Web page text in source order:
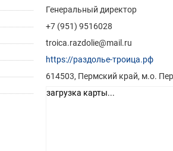
Генеральный директор
+7 (951) 9516028
troica.razdolie@mail.ru
https://раздолье-троица.рф
614503, Пермский край, м.о.
загрузка карты...